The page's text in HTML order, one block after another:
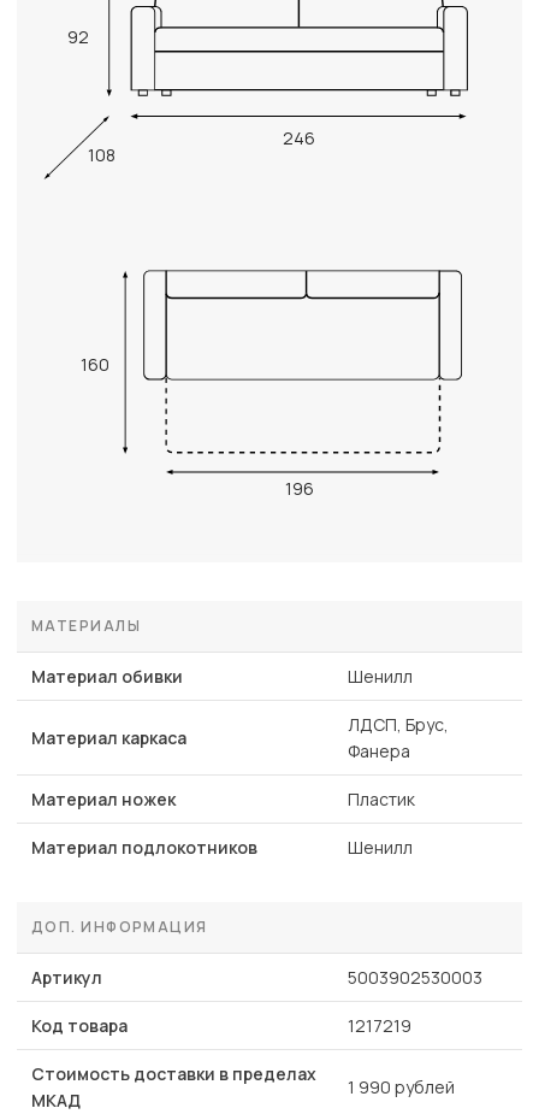
92
246
108
160
196
МАТЕРИАЛЫ
Материал обивки Шенилл
Материал каркаса
ЛДСП, Брус,
Фанера
Материал ножек Пластик
Материал подлокотников Шенилл
ДОП. ИНФОРМАЦИЯ
Артикул 5003902530003
Код товара 1217219
Стоимость доставки в пределах
МКАД
1 990 рублей